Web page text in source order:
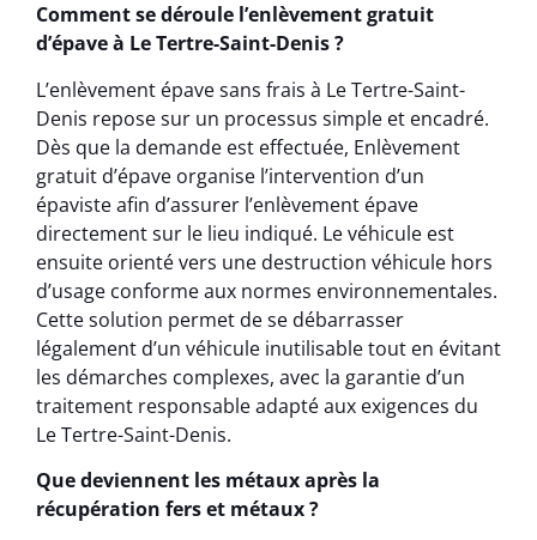
Comment se déroule l’enlèvement gratuit
d’épave à Le Tertre-Saint-Denis ?
L’enlèvement épave sans frais à Le Tertre-Saint-
Denis repose sur un processus simple et encadré.
Dès que la demande est effectuée, Enlèvement
gratuit d’épave organise l’intervention d’un
épaviste afin d’assurer l’enlèvement épave
directement sur le lieu indiqué. Le véhicule est
ensuite orienté vers une destruction véhicule hors
d’usage conforme aux normes environnementales.
Cette solution permet de se débarrasser
légalement d’un véhicule inutilisable tout en évitant
les démarches complexes, avec la garantie d’un
traitement responsable adapté aux exigences du
Le Tertre-Saint-Denis.
Que deviennent les métaux après la
récupération fers et métaux ?